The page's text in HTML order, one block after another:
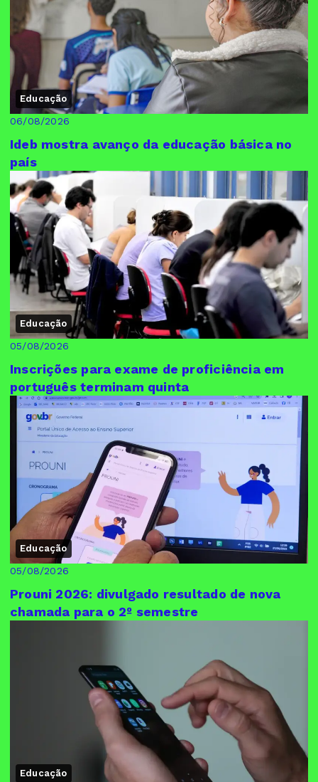
Educação
06/08/2026
Ideb mostra avanço da educação básica no
país
Educação
05/08/2026
Inscrições para exame de proficiência em
português terminam quinta
Educação
05/08/2026
Prouni 2026: divulgado resultado de nova
chamada para o 2º semestre
Educação